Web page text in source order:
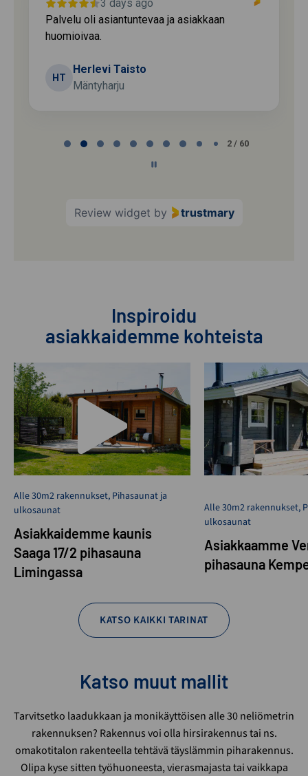
3 days ago
Palvelu oli asiantuntevaa ja asiakkaan
huomioivaa.
HT
Herlevi Taisto
Mäntyharju
2 / 60
Review widget by trustmary
Inspiroidu
asiakkaidemme kohteista
Alle 30m2 rakennukset, Pihasaunat ja
ulkosaunat
Asiakkaidemme kaunis
Saaga 17/2 pihasauna
Limingassa
Alle 30m2 rakennukset,
ulkosaunat
Asiakkaamme
pihasauna
KATSO KAIKKI TARINAT
Katso muut mallit
Tarvitsetko laadukkaan ja monikäyttöisen alle 30 neliömetrin
rakennuksen? Rakennus voi olla hirsirakennus tai ns.
omakotitalon rakenteella tehtävä täyslämmin piharakennus.
Olipa kyse sitten työhuoneesta, vierasmajasta tai vaikkapa